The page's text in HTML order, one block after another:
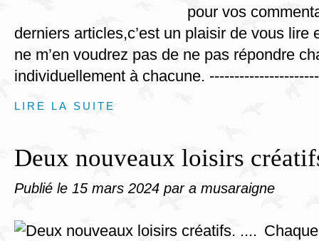
pour vos
derniers articles,c’est un plaisir de vous lire
ne m’en voudrez pas de ne pas répondre
individuellement à chacune.
LIRE LA SUITE
Deux nouveaux loisirs
Publié le 15 mars 2024 par a musaraigne